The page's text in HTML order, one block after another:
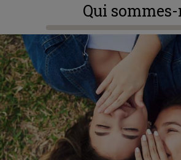
Qui